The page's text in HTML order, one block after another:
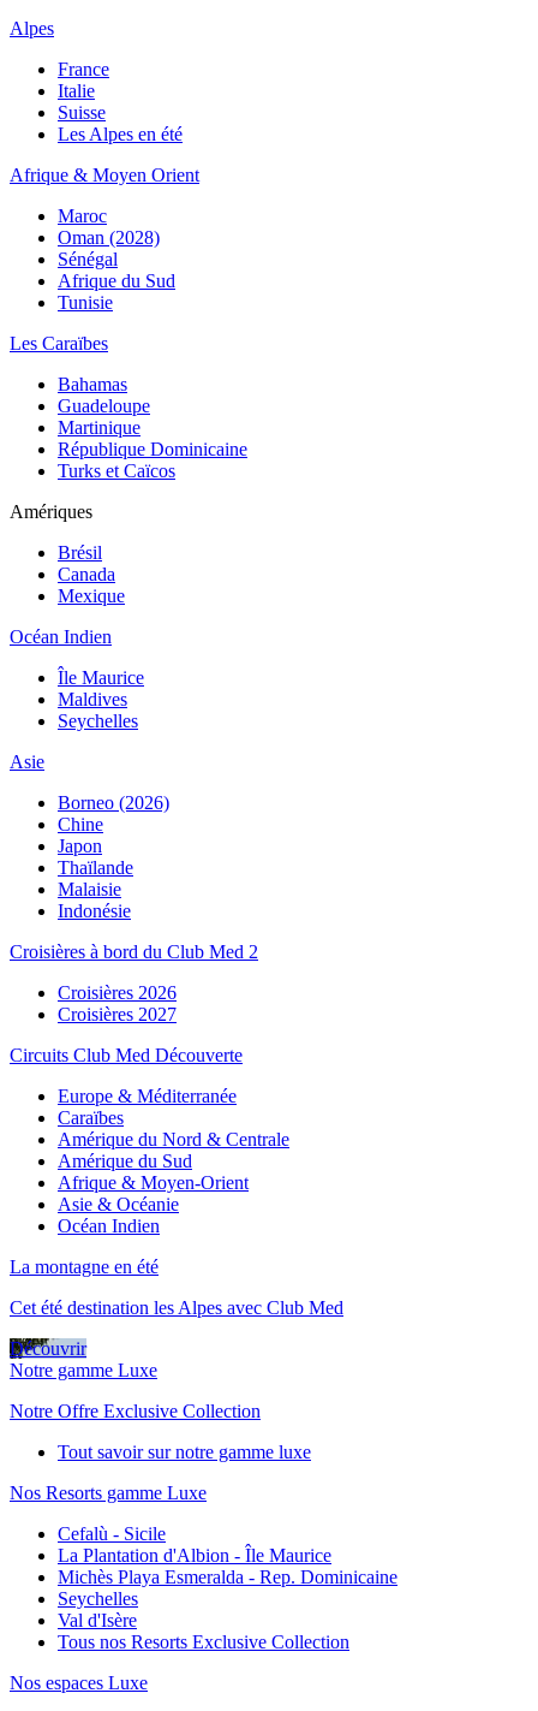
Alpes
France
Italie
Suisse
Les Alpes en été
Afrique & Moyen Orient
Maroc
Oman (2028)
Sénégal
Afrique du Sud
Tunisie
Les Caraïbes
Bahamas
Guadeloupe
Martinique
République Dominicaine
Turks et Caïcos
Amériques
Brésil
Canada
Mexique
Océan Indien
Île Maurice
Maldives
Seychelles
Asie
Borneo (2026)
Chine
Japon
Thaïlande
Malaisie
Indonésie
Croisières à bord du Club Med 2
Croisières 2026
Croisières 2027
Circuits Club Med Découverte
Europe & Méditerranée
Caraïbes
Amérique du Nord & Centrale
Amérique du Sud
Afrique & Moyen-Orient
Asie & Océanie
Océan Indien
La montagne en été
Cet été destination les Alpes avec Club Med
Découvrir
Notre gamme Luxe
Notre Offre Exclusive Collection
Tout savoir sur notre gamme luxe
Nos Resorts gamme Luxe
Cefalù - Sicile
La Plantation d'Albion - Île Maurice
Michès Playa Esmeralda - Rep. Dominicaine
Seychelles
Val d'Isère
Tous nos Resorts Exclusive Collection
Nos espaces Luxe